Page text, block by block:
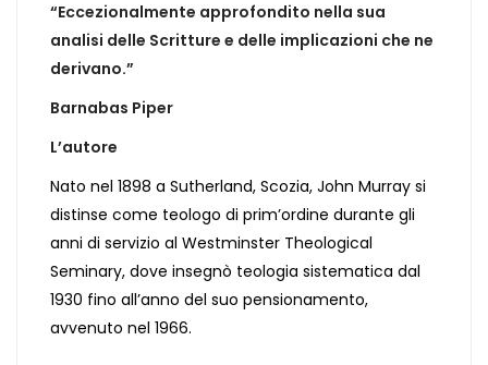
“Eccezionalmente approfondito nella sua
analisi delle Scritture e delle implicazioni che ne
derivano.”
Barnabas Piper
L’autore
Nato nel 1898 a Sutherland, Scozia, John Murray si
distinse come teologo di prim’ordine durante gli
anni di servizio al Westminster Theological
Seminary, dove insegnò teologia sistematica dal
1930 fino all’anno del suo pensionamento,
avvenuto nel 1966.